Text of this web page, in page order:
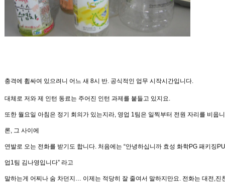
충격에 휩싸여 있으려니 어느 새 8시 반. 공식적인 업무 시작시간입니다.
대체로 저와 제 인턴 동료는 주어진 인턴 과제를 붙들고 있지요.
또한 월요일 아침은 정기 회의가 있는지라, 영업 1팀은 일찍부터 전원 자리를 비웁
론, 그 사이에
연발로 오는 전화를 받기도 합니다. 처음에는 “안녕하십니까 효성 화학PG 패키징 PU
업 1팀 김나영입니다” 라고
말하는게 어찌나 숨 차던지 … 이제는 적당히 잘 줄여서 말하지만요. 전화는 대전,진